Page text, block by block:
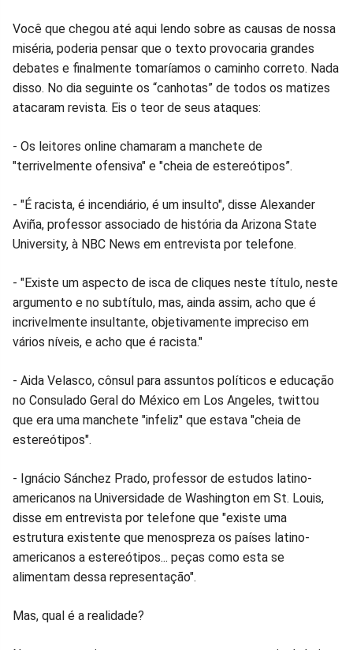
Você que chegou até aqui lendo sobre as causas de nossa
miséria, poderia pensar que o texto provocaria grandes
debates e finalmente tomaríamos o caminho correto. Nada
disso. No dia seguinte os “canhotas” de todos os matizes
atacaram revista. Eis o teor de seus ataques:
- Os leitores online chamaram a manchete de
"terrivelmente ofensiva" e "cheia de estereótipos”.
- "É racista, é incendiário, é um insulto", disse Alexander
Aviña, professor associado de história da Arizona State
University, à NBC News em entrevista por telefone.
- "Existe um aspecto de isca de cliques neste título, neste
argumento e no subtítulo, mas, ainda assim, acho que é
incrivelmente insultante, objetivamente impreciso em
vários níveis, e acho que é racista."
- Aida Velasco, cônsul para assuntos políticos e educação
no Consulado Geral do México em Los Angeles, twittou
que era uma manchete "infeliz" que estava "cheia de
estereótipos".
- Ignácio Sánchez Prado, professor de estudos latino-
americanos na Universidade de Washington em St. Louis,
disse em entrevista por telefone que "existe uma
estrutura existente que menospreza os países latino-
americanos a estereótipos... peças como esta se
alimentam dessa representação".
Mas, qual é a realidade?